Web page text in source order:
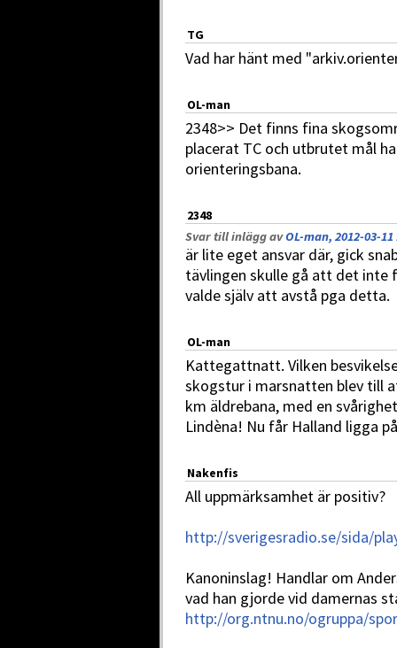
TG
Vad har hänt med
OL-man
2348>> Det finns fina
placerat TC och utbrutet mål
orienteringsbana.
2348
Svar till inlägg avOL-man, 2012-03-11
är lite eget ansvar där, gick
tävlingen skulle gå att det inte
valde själv att avstå pga detta.
OL-man
Kattegattnatt. Vilken
skogstur i marsnatten blev till
km äldrebana, med en
Lindèna! Nu får Halland ligga
Nakenfis
All uppmärksamhet är positiv?
http://sverigesradio.se/sida/
Kanoninslag! Handlar om
vad han gjorde vid damernas
http://org.ntnu.no/ogruppa/